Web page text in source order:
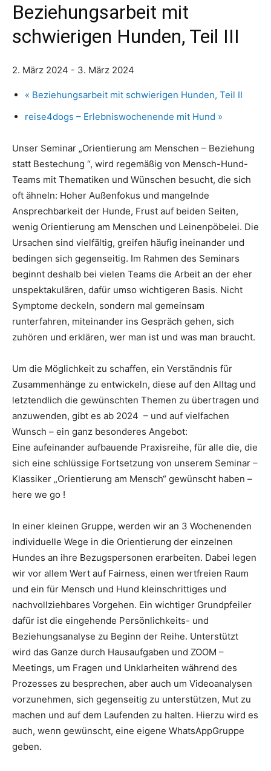
Beziehungsarbeit mit
schwierigen Hunden, Teil III
2. März 2024 - 3. März 2024
« Beziehungsarbeit mit schwierigen Hunden, Teil II
reise4dogs – Erlebniswochenende mit Hund »
Unser Seminar „Orientierung am Menschen – Beziehung
statt Bestechung “, wird regemäßig von Mensch-Hund-
Teams mit Thematiken und Wünschen besucht, die sich
oft ähneln: Hoher Außenfokus und mangelnde
Ansprechbarkeit der Hunde, Frust auf beiden Seiten,
wenig Orientierung am Menschen und Leinenpöbelei. Die
Ursachen sind vielfältig, greifen häufig ineinander und
bedingen sich gegenseitig. Im Rahmen des Seminars
beginnt deshalb bei vielen Teams die Arbeit an der eher
unspektakulären, dafür umso wichtigeren Basis. Nicht
Symptome deckeln, sondern mal gemeinsam
runterfahren, miteinander ins Gespräch gehen, sich
zuhören und erklären, wer man ist und was man braucht.
Um die Möglichkeit zu schaffen, ein Verständnis für
Zusammenhänge zu entwickeln, diese auf den Alltag und
letztendlich die gewünschten Themen zu übertragen und
anzuwenden, gibt es ab 2024 – und auf vielfachen
Wunsch – ein ganz besonderes Angebot:
Eine aufeinander aufbauende Praxisreihe, für alle die, die
sich eine schlüssige Fortsetzung von unserem Seminar –
Klassiker „Orientierung am Mensch“ gewünscht haben –
here we go !
In einer kleinen Gruppe, werden wir an 3 Wochenenden
individuelle Wege in die Orientierung der einzelnen
Hundes an ihre Bezugspersonen erarbeiten. Dabei legen
wir vor allem Wert auf Fairness, einen wertfreien Raum
und ein für Mensch und Hund kleinschrittiges und
nachvollziehbares Vorgehen. Ein wichtiger Grundpfeiler
dafür ist die eingehende Persönlichkeits- und
Beziehungsanalyse zu Beginn der Reihe. Unterstützt
wird das Ganze durch Hausaufgaben und ZOOM –
Meetings, um Fragen und Unklarheiten während des
Prozesses zu besprechen, aber auch um Videoanalysen
vorzunehmen, sich gegenseitig zu unterstützen, Mut zu
machen und auf dem Laufenden zu halten. Hierzu wird es
auch, wenn gewünscht, eine eigene WhatsAppGruppe
geben.